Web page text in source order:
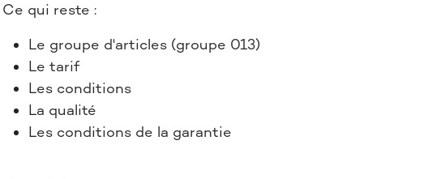
Ce qui reste :
Le groupe d'articles (groupe 013)
Le tarif
Les conditions
La qualité
Les conditions de la garantie